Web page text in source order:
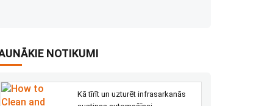
NOTIKUMI
Kā tīrīt un uzturēt infrasarkanās